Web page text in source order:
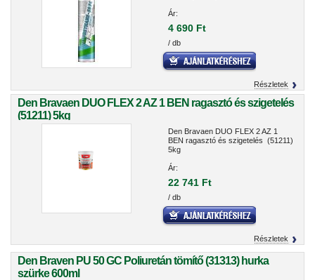
Ár:
4 690 Ft
/ db
Részletek
Den Bravaen DUO FLEX 2 AZ 1 BEN ragasztó és szigetelés
(51211) 5kg
Den Bravaen DUO FLEX 2 AZ 1
BEN ragasztó és szigetelés (51211)
5kg
Ár:
22 741 Ft
/ db
Részletek
Den Braven PU 50 GC Poliuretán tömítő (31313) hurka
szürke 600ml